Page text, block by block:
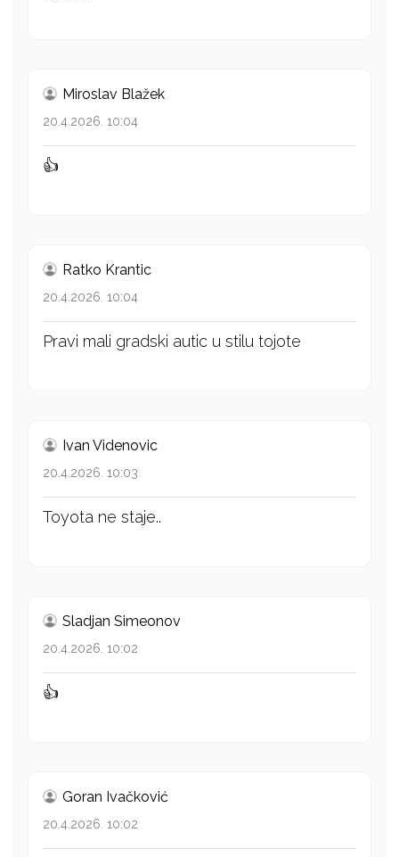
Miroslav Blažek
20.4.2026. 10:04
👍
Ratko Krantic
20.4.2026. 10:04
Pravi mali gradski autic u stilu tojote
Ivan Videnovic
20.4.2026. 10:03
Toyota ne staje..
Sladjan Simeonov
20.4.2026. 10:02
👍
Goran Ivačković
20.4.2026. 10:02